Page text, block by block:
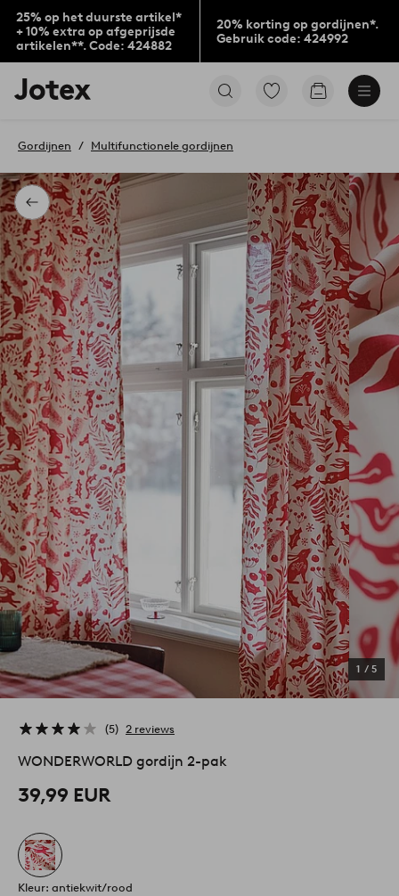
25% op het duurste artikel*
+ 10% extra op afgeprijsde
artikelen**. Code: 424882
20% korting op gordijnen*.
Gebruik code: 424992
Jotex
logo
to
home
page
Ga
Go
Terug
Gordijnen Multifunctionele gordijnen
1 / 5
5 2 reviews
WONDERWORLD gordijn 2-pak
39,99 EUR
Kleur: antiekwit/rood